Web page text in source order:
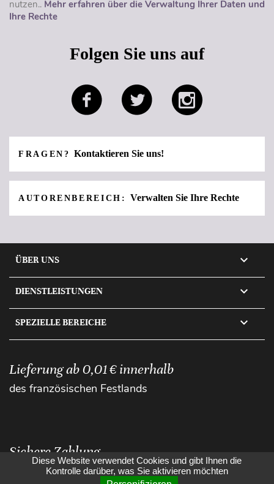
nutzen.. Mehr erfahren über die Verwaltung Ihrer Daten und
Ihre Rechte
Folgen Sie uns auf
FRAGEN? Kontaktieren Sie uns!
AUTORENBEREICH: Verwalten Sie Ihre Rechte
ÜBER UNS 
DIENSTLEISTUNGEN 
SPEZIELLE BEREICHE 
Lieferung ab 0,01 € innerhalb
des französischen Festlands
Sichere Zahlung
Diese Website verwendet Cookies und gibt Ihnen die
Kontrolle darüber, was Sie aktivieren möchten